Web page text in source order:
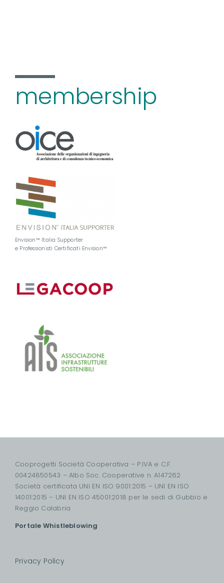
membership
Envision™ Italia Supporter
e Professionisti Certificati Envision™
Cooprogetti Società Cooperativa – P.IVA e C.F.
00424850543 – Albo Soc. Cooperative n. A147262
Società certificata UNI EN ISO 9001:2015 – UNI EN ISO
14001:2015 – UNI EN ISO 45001:2018 per le sedi di Gubbio e
Reggio Calabria
Portale Whistleblowing
Privacy Policy